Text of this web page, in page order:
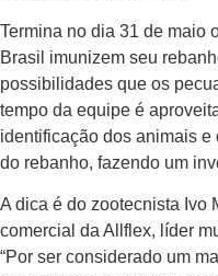
Termina no dia 31 de maio
Brasil imunizem seu
possibilidades que os
tempo da equipe é
identificação dos animais
do rebanho, fazendo um
A dica é do zootecnista Ivo
comercial da Allflex, líder
“Por ser considerado um